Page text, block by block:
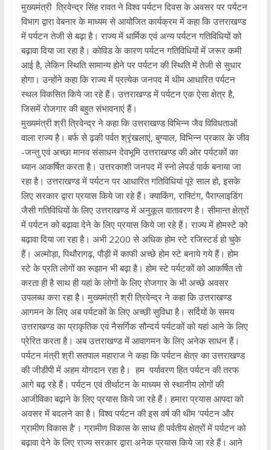
मुख्यमंत्री त्रिवेन्द्र सिंह रावत ने विश्व पर्यटन दिवस के अवसर पर पर्यटन
विभाग द्वारा वेबनार के माध्यम से आयोजित कार्यक्रम में कहा कि उत्तराखण्ड
में पर्यटन तेजी से बढ़ा है। राज्य में धार्मिक एवं अन्य पर्यटन गतिविधियों को
बढ़ावा दिया जा रहा है। कोविड के कारण पर्यटन गतिविधियों में जरूर कमी
आई है, लेकिन स्थिति सामान्य होने पर पर्यटन की स्थिति में तेजी से सुधार
होगा। उन्होंने कहा कि राज्य में प्रत्येक जनपद में थीम आधारित पर्यटन
स्थल विकसित किये जा रहे हैं। उत्तराखण्ड में पर्यटन एक ऐसा क्षेत्र है,
जिसमें रोजगार की बहुत संभावनाएं हैं।
मुख्यमंत्री श्री त्रिवेन्द्र ने कहा कि उत्तराखण्ड विभिन्न जैव विविधताओं
वाला राज्य है। बर्फ से ढ़की पर्वत श्रृंखलाएं, बुग्याल, विभिन्न प्रकार के जीव
-जन्तु एवं अच्छा मानव संसाधन देवभूमि उत्तराखण्ड की ओर पर्यटकों का
ध्यान आकर्षित करता है। उत्तरकाशी जनपद में स्नो लेपर्ड पार्क बनाया जा
रहा है। उत्तराखण्ड में पर्यटन पर आधारित गतिविधियां पूरे साल हो, इसके
लिए सरकार द्वारा प्रयास किये जा रहे हैं। क्याकिंग, राफ्टिंग, पैराग्लाइडिंग
जैसी गतिविधियों के लिए उत्तराखण्ड में अनुकूल वातावरण है। सीमान्त क्षेत्रों
में पर्यटन को बढ़ावा देने के लिए प्रयास किये जा रहे हैं। राज्य में होमस्टे को
बढ़ावा दिया जा रहा है। अभी 2200 से अधिक होम स्टे रजिस्टर्ड हो चुके
हैं। अल्मोड़ा, पिथौरागढ़, पौड़ी में काफी अच्छे होम स्टे बनाये गये हैं। होम
स्टे के प्रति लोगों का रूझान भी बढ़ा है। होम स्टे पर्यटकों को आकर्षित तो
करता ही है साथ ही यहां के लोगों के लिए रोजगार के भी अच्छे अवसर
उपलब्ध करा रहा है। मुख्यमंत्री श्री त्रिवेन्द्र ने कहा कि उत्तराखण्ड
आगमन के लिए अब पर्यटकों के लिए अच्छी सुविधा है। सर्दियों के समय
उत्तराखण्ड का प्राकृतिक एवं नैसर्गिक सौन्दर्य पर्यटकों को यहां आने के लिए
प्रेरित करता है। अब उत्तराखण्ड में आवागमन के लिए अनेक साधन हैं।
पर्यटन मंत्री श्री सतपाल महाराज ने कहा कि पर्यटन क्षेत्र का उत्तराखण्ड
की जीडीपी में अहम योगदान रहा है। हम पर्यावरण हित पर्यटन की तरफ
आगे बढ़ रहे हैं। पर्यटन एवं तीर्थाटन के माध्यम से स्थानीय लोगों की
आजीविका बढ़ाने के लिए प्रयास किये जा रहे हैं। हमारा प्रयास आपदा को
अवसर में बदलने का है। विश्व पर्यटन की इस वर्ष की थीम ‘पर्यटन और
ग्रामीण विकास है’। ग्रामीण विकास के साथ ही पर्वतीय क्षेत्रों में पर्यटन को
बढ़ावा देने के लिए राज्य सरकार द्वारा अनेक प्रयास किये जा रहे हैं। आने